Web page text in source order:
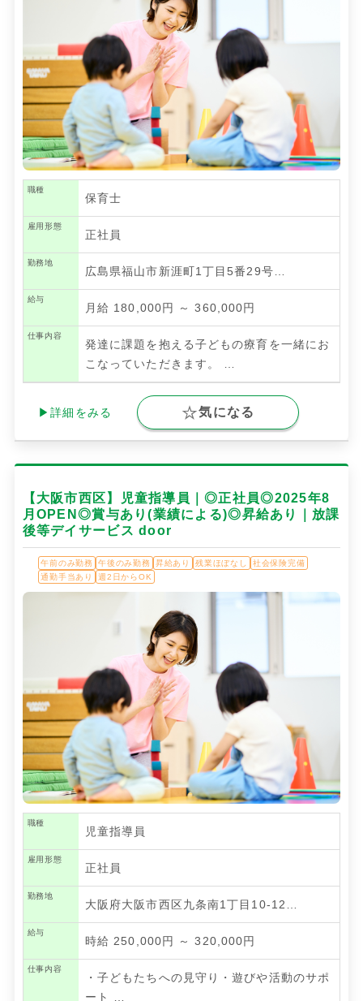
職種
保育士
雇用形態
正社員
勤務地
広島県福山市新涯町1丁目5番29号…
給与
月給 180,000円 ～ 360,000円
仕事内容
発達に課題を抱える子どもの療育を一緒にお
こなっていただきます。
▶詳細をみる 気になる
【大阪市西区】児童指導員｜◎正社員◎2025年8
月OPEN◎賞与あり(業績による)◎昇給あり｜放課
後等デイサービス door
午前のみ勤務 午後のみ勤務 昇給あり 残業ほぼなし
社会保険完備
通勤手当あり
週2日からOK
職種
児童指導員
雇用形態
正社員
勤務地
大阪府大阪市西区九条南1丁目10-12…
給与
時給 250,000円 ～ 320,000円
仕事内容
・子どもたちへの見守り・遊びや活動のサポ
ート
…